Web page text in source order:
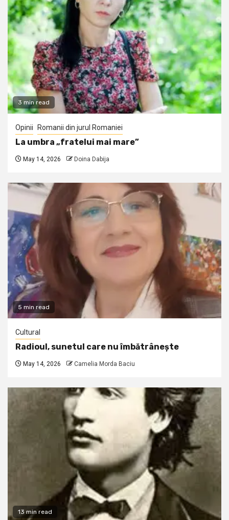
3 min read
Opinii Romanii din jurul Romaniei
La umbra „fratelui mai mare”
May 14, 2026 Doina Dabija
5 min read
Cultural
Radioul, sunetul care nu îmbătrânește
May 14, 2026 Camelia Morda Baciu
13 min read